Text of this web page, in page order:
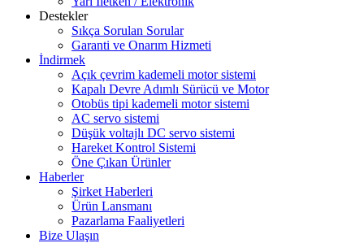
Destekler
Sıkça Sorulan Sorular
Garanti ve Onarım Hizmeti
İndirmek
Açık çevrim kademeli motor sistemi
Kapalı Devre Adımlı Sürücü ve Motor
Otobüs tipi kademeli motor sistemi
AC servo sistemi
Düşük voltajlı DC servo sistemi
Hareket Kontrol Sistemi
Öne Çıkan Ürünler
Haberler
Şirket Haberleri
Ürün Lansmanı
Pazarlama Faaliyetleri
Bize Ulaşın